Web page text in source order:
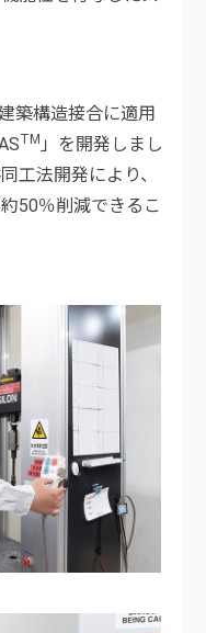
築構造接合に適用
TM 」を開発しまし
工法開発により、
50％削減できるこ